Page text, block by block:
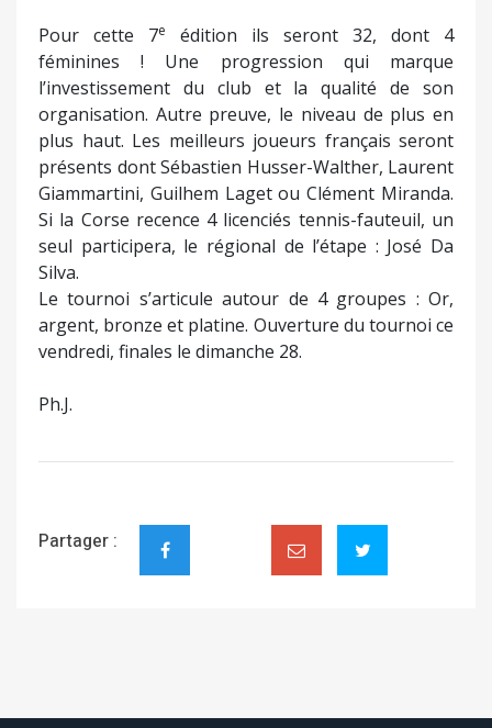
Pour cette 7e
édition ils seront 32, dont 4
féminines ! Une progression qui marque
l’investissement du club et la qualité de son
organisation. Autre preuve, le niveau de plus en
plus haut. Les meilleurs joueurs français seront
présents dont Sébastien Husser-Walther, Laurent
Giammartini, Guilhem Laget ou Clément Miranda.
Si la Corse recence 4 licenciés tennis-fauteuil, un
seul participera, le régional de l’étape : José Da
Silva.
Le tournoi s’articule autour de 4 groupes : Or,
argent, bronze et platine. Ouverture du tournoi ce
vendredi, finales le dimanche 28.
Ph.J.
Partager :